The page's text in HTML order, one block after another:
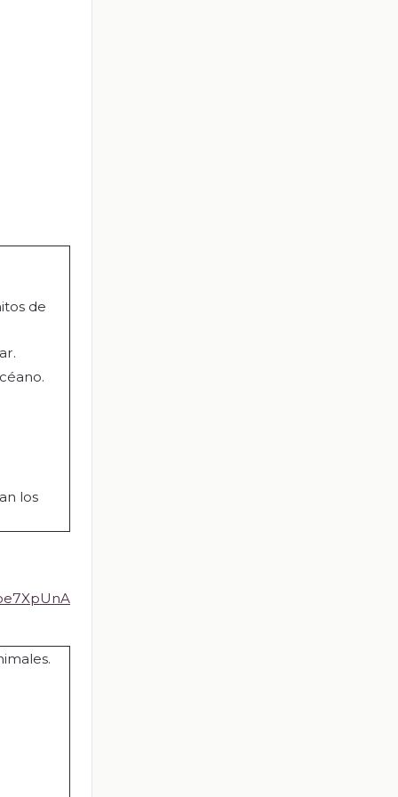
de
los